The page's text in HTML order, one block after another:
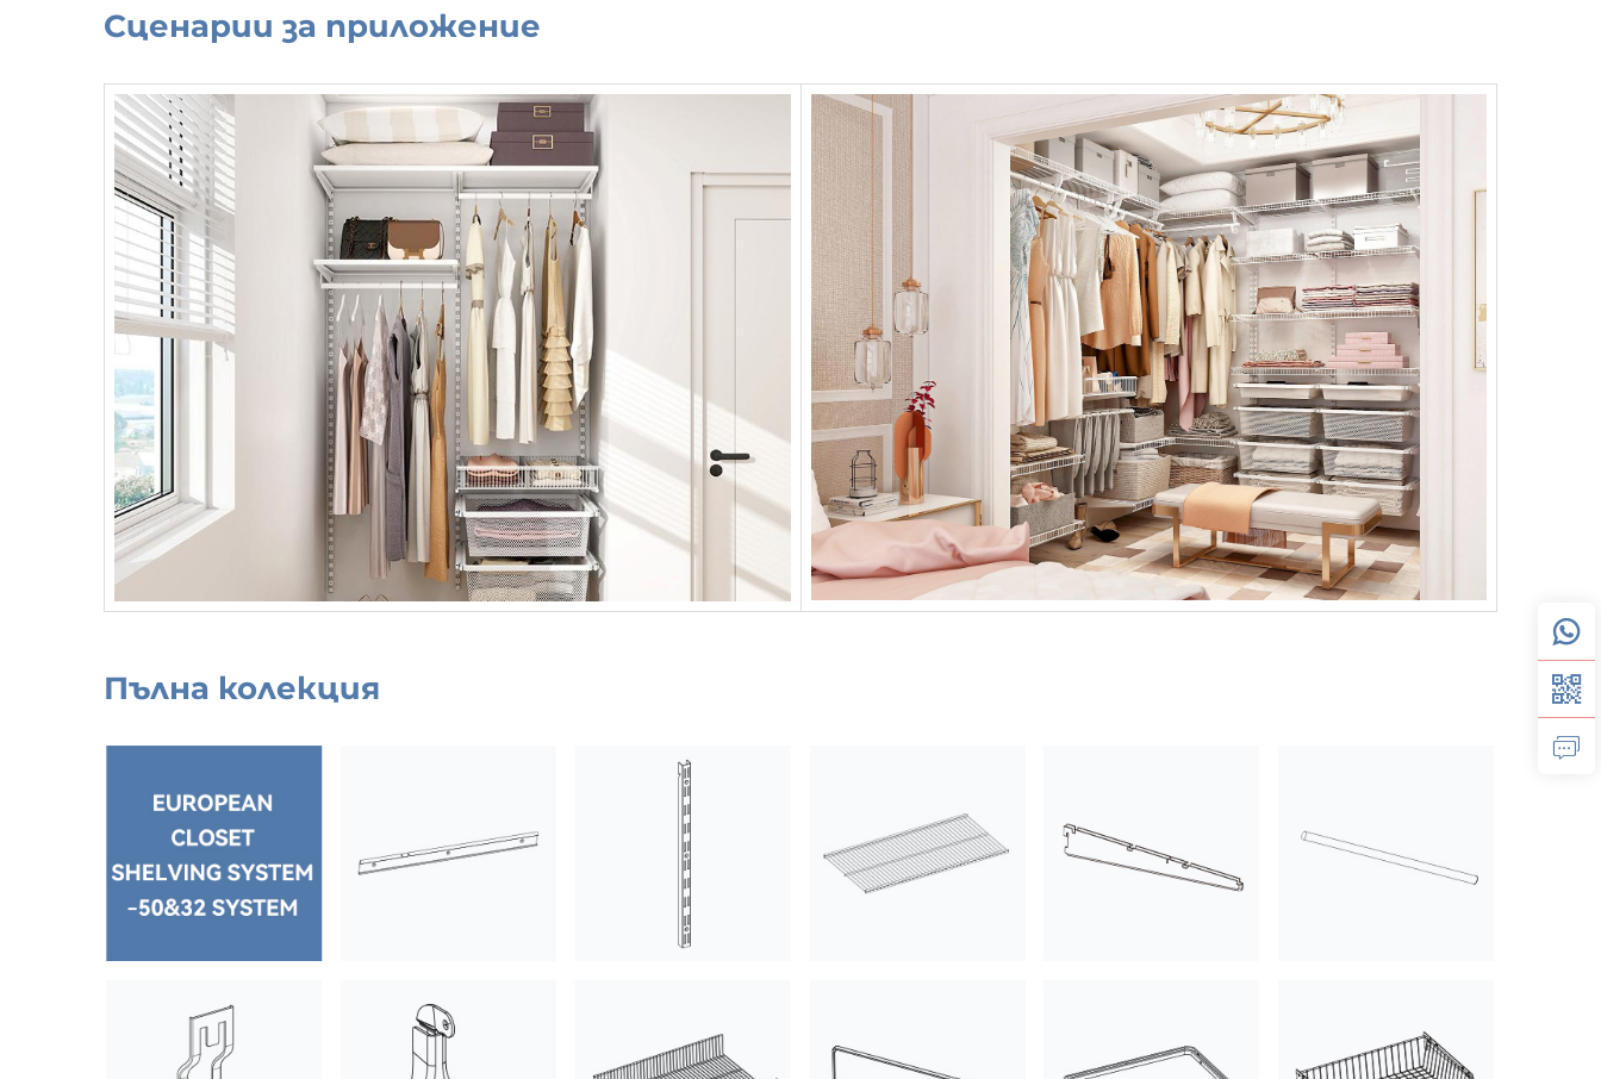
Сценарии за приложение
Пълна колекция